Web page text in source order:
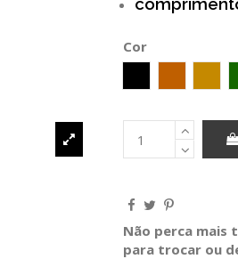
Cor
Não perca mais
para trocar ou